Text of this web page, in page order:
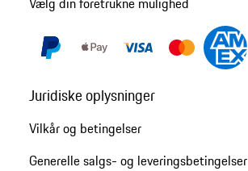
Juridiske oplysninger
Vilkår og betingelser
Generelle salgs- og leveringsbetingelser